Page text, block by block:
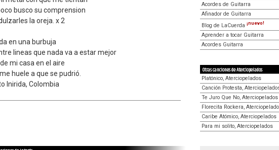
busco su comprension
la oreja. x 2
en una burbuja
lineas que nada va a estar mejor
mi casa en el aire
huele a que se pudrió.
Inirida, Colombia
Acordes de Guitarra
Afinador de Guitarra
Blog de LaCuerda ¡nuevo!
Aprender a tocar Guitarra
Acordes Guitarra
Otras canciones de Aterciopelados
Platónico, Aterciopelados
Canción Protesta,
Te Juro Que No, Aterciopelados
Florecita Rockera,
Caribe Atómico, Aterciopelados
Para mi solito, Aterciopelados